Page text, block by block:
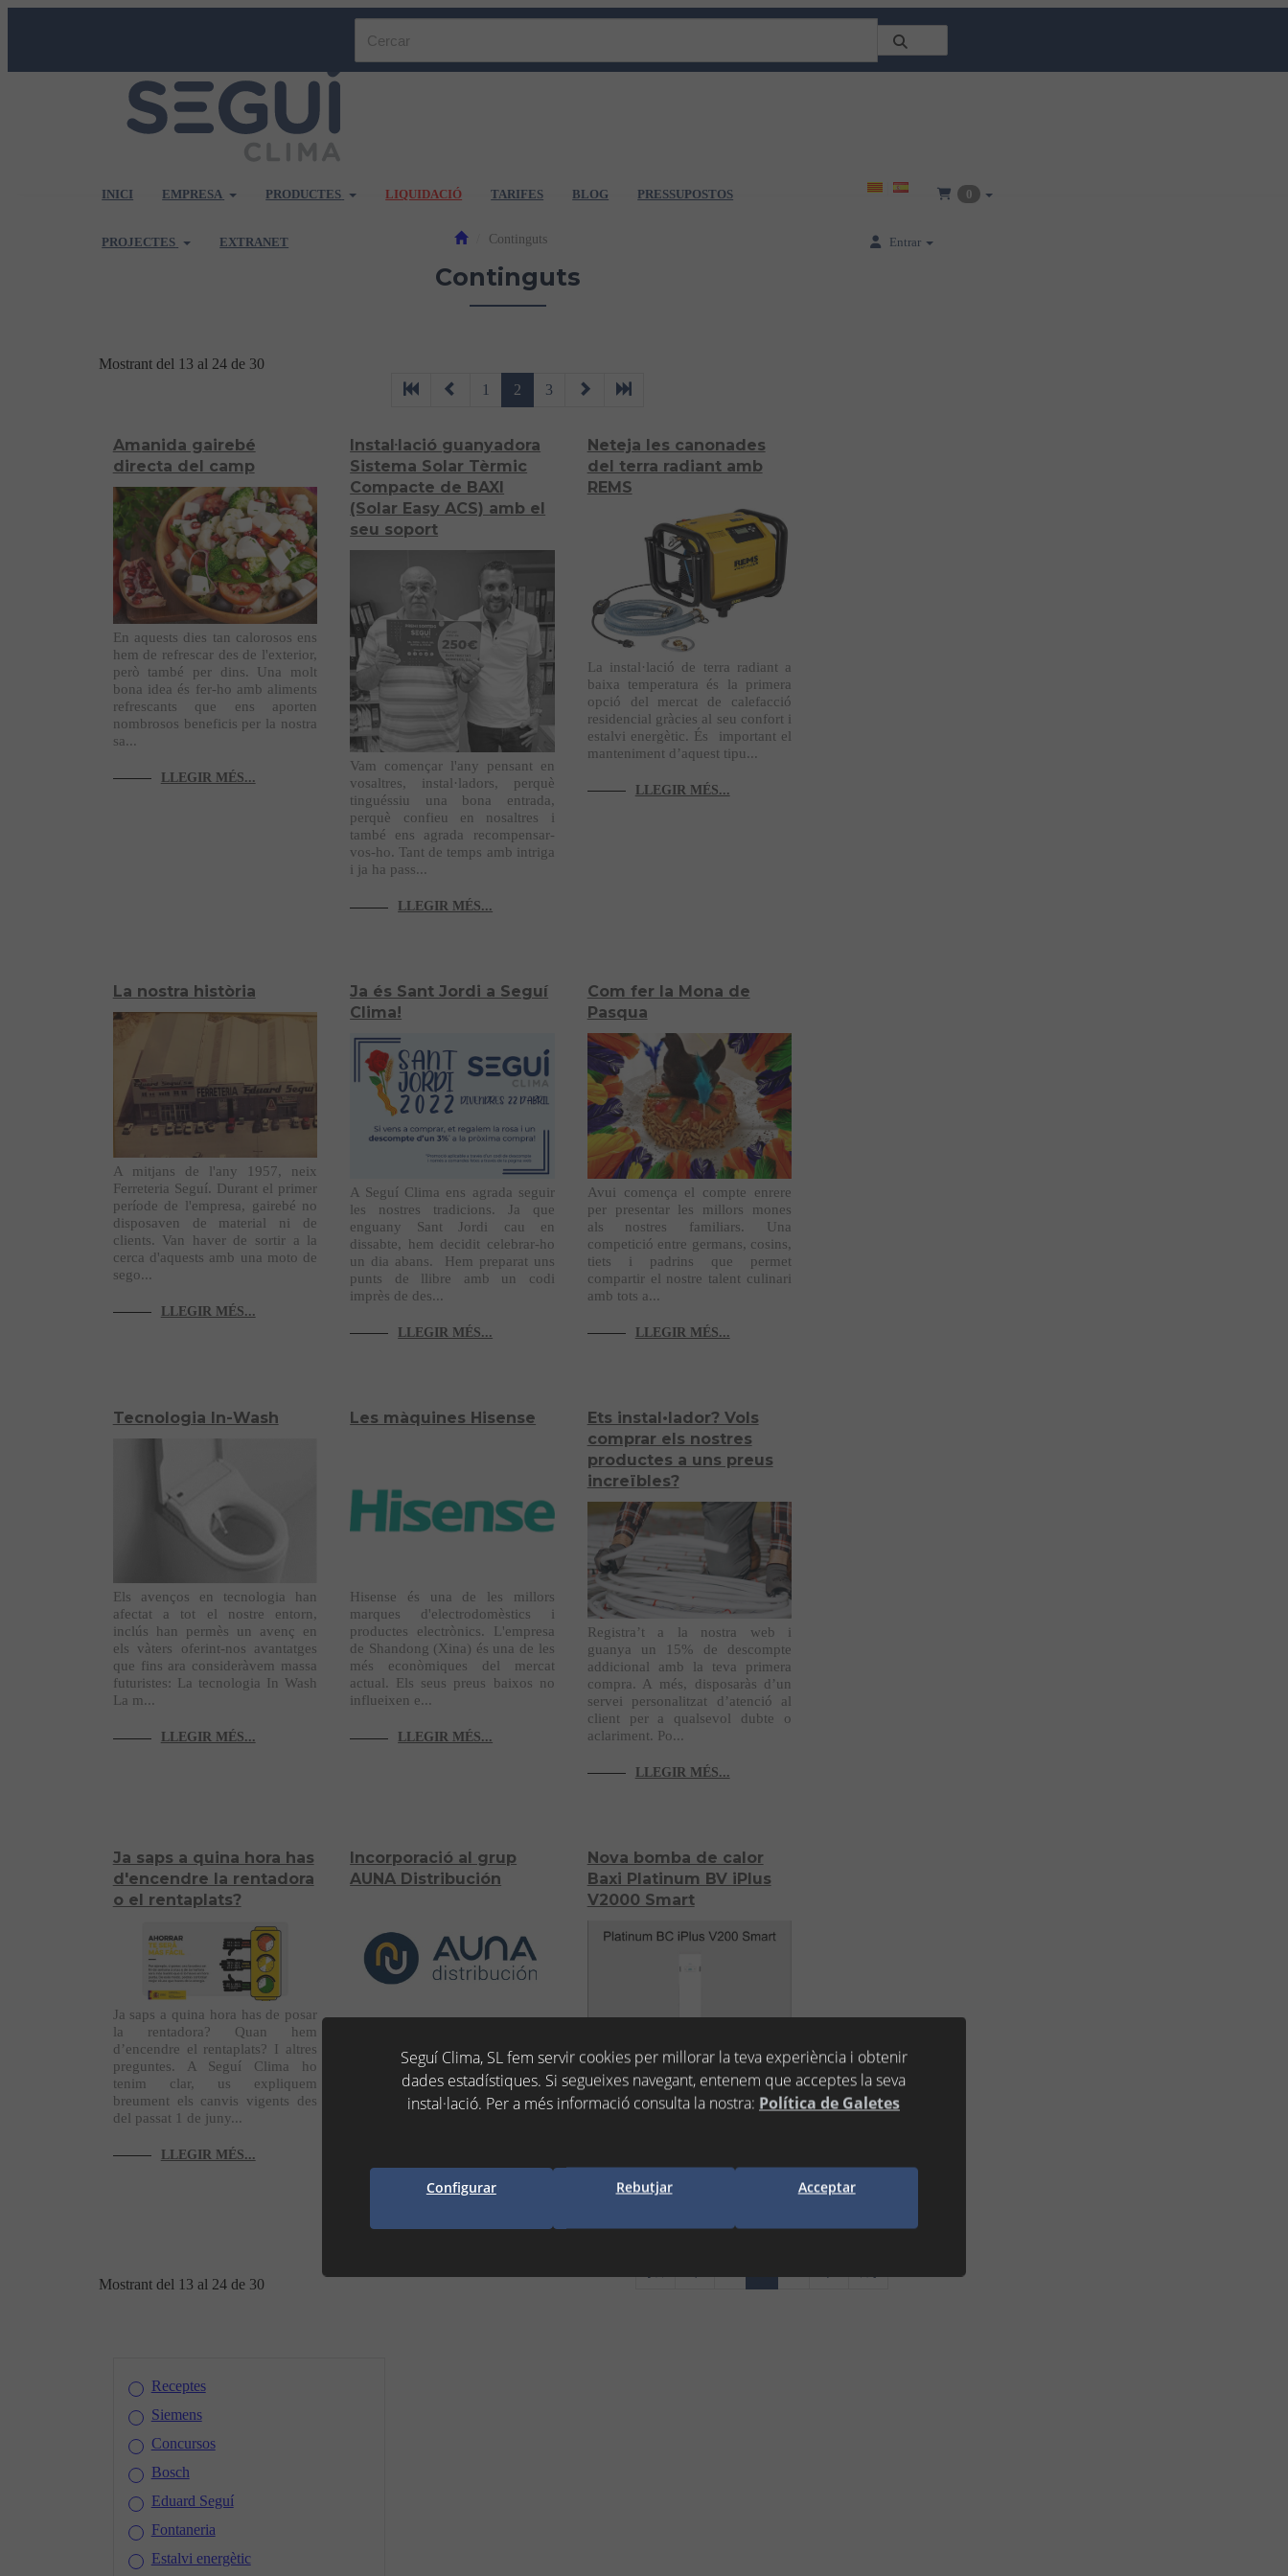
INICI EMPRESA PRODUCTES LIQUIDACIÓ TARIFES BLOG PRESSUPOSTOS
PROJECTES EXTRANET
0
Entrar
Continguts
Continguts
Mostrant del 13 al 24 de 30
1
2 3
Amanida gairebé
directa del camp
En aquests dies tan calorosos ens
hem de refrescar des de l'exterior,
però també per dins. Una molt
bona idea és fer-ho amb aliments
refrescants que ens aporten
nombrosos beneficis per la nostra
sa...
LLEGIR MÉS...
Instal·lació guanyadora
Sistema Solar Tèrmic
Compacte de BAXI
(Solar Easy ACS) amb el
seu soport
Vam començar l'any pensant en
vosaltres, instal·ladors, perquè
tinguéssiu una bona entrada,
perquè confieu en nosaltres i
també ens agrada recompensar-
vos-ho. Tant de temps amb intriga
i ja ha pass...
LLEGIR MÉS...
Neteja les canonades
del terra radiant amb
REMS
La instal·lació de terra radiant a
baixa temperatura és la primera
opció del mercat de calefacció
residencial gràcies al seu confort i
estalvi energètic. És important el
manteniment d’aquest tipu...
LLEGIR MÉS...
La nostra història
A mitjans de l'any 1957, neix
Ferreteria Seguí. Durant el primer
període de l'empresa, gairebé no
disposaven de material ni de
clients. Van haver de sortir a la
cerca d'aquests amb una moto de
sego...
LLEGIR MÉS...
Ja és Sant Jordi a Seguí
Clima!
A Seguí Clima ens agrada seguir
les nostres tradicions. Ja que
enguany Sant Jordi cau en
dissabte, hem decidit celebrar-ho
un dia abans. Hem preparat uns
punts de llibre amb un codi
imprès de des...
LLEGIR MÉS...
Com fer la Mona de
Pasqua
Avui comença el compte enrere
per presentar les millors mones
als nostres familiars. Una
competició entre germans, cosins,
tiets i padrins que permet
compartir el nostre talent culinari
amb tots a...
LLEGIR MÉS...
Tecnologia In-Wash
Els avenços en tecnologia han
afectat a tot el nostre entorn,
inclús han permès un avenç en
els vàters oferint-nos avantatges
que fins ara consideràvem massa
futuristes: La tecnologia In Wash
La m...
LLEGIR MÉS...
Les màquines Hisense
Hisense és una de les millors
marques d'electrodomèstics i
productes electrònics. L'empresa
de Shandong (Xina) és una de les
més econòmiques del mercat
actual. Els seus preus baixos no
influeixen e...
LLEGIR MÉS...
Ets instal•lador? Vols
comprar els nostres
productes a uns preus
increïbles?
Registra’t a la nostra web i
guanya un 15% de descompte
addicional amb la teva primera
compra. A més, disposaràs d’un
servei personalitzat d’atenció al
client per a qualsevol dubte o
aclariment. Po...
LLEGIR MÉS...
Ja saps a quina hora has
d'encendre la rentadora
o el rentaplats?
Ja saps a quina hora has de posar
la rentadora? Quan hem
d’encendre el rentaplats? I altres
preguntes. A Seguí Clima ho
tenim clar, us expliquem
breument els canvis vigents des
del passat 1 de juny...
LLEGIR MÉS...
Incorporació al grup
AUNA Distribución
del dia 1 de juliol, la nostra
empresa passa a formar part
d'AUNA Distribución, grup líder
Nova bomba de calor
Baxi Platinum BV iPlus
V2000 Smart
Descobreix la nova bomba de
calor Baxi Platinum BV iPlus
V2000 Smart que tindrem
disponible el pròxim mes de
LLEGIR MÉS...
Mostrant del 13 al 24 de 30
Receptes
Siemens
Concursos
Bosch
Eduard Seguí
Fontaneria
Estalvi energètic
Seguí Clima, SL fem servir cookies per millorar la teva experiència i obtenir
dades estadístiques. Si segueixes navegant, entenem que acceptes la seva
instal·lació. Per a més informació consulta la nostra: Política de Galetes
Configurar Rebutjar Acceptar